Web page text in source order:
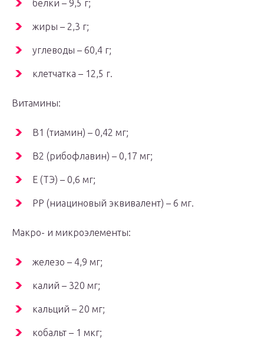
белки – 9,5 г;
жиры – 2,3 г;
углеводы – 60,4 г;
клетчатка – 12,5 г.
Витамины:
B1 (тиамин) – 0,42 мг;
B2 (рибофлавин) – 0,17 мг;
E (ТЭ) – 0,6 мг;
PP (ниациновый эквивалент) – 6 мг.
Макро- и микроэлементы:
железо – 4,9 мг;
калий – 320 мг;
кальций – 20 мг;
кобальт – 1 мкг;